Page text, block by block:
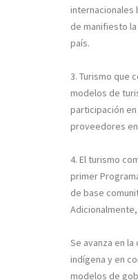
internacionales
de manifiesto
país.
3. Turismo que
modelos de
participación
proveedores en
4. El turismo
primer
de base
Se avanza en
indígena y en
modelos de